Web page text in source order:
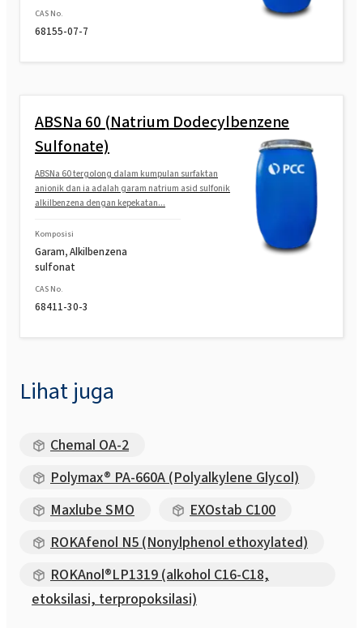
CAS No.
68155-07-7
ABSNa 60 (Natrium Dodecylbenzene
Sulfonate)
ABSNa 60 tergolong dalam kumpulan surfaktan
anionik dan ia adalah garam natrium asid sulfonik
alkilbenzena dengan kepekatan...
Komposisi
Garam, Alkilbenzena
sulfonat
CAS No.
68411-30-3
Lihat juga
Chemal OA-2
Polymax® PA-660A (Polyalkylene Glycol)
Maxlube SMO
EXOstab C100
ROKAfenol N5 (Nonylphenol ethoxylated)
ROKAnol®LP1319 (alkohol C16-C18,
etoksilasi, terpropoksilasi)